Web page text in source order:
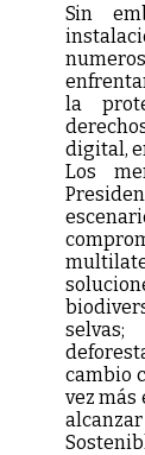
Sin
la
digital,
Los
cambio
vez más